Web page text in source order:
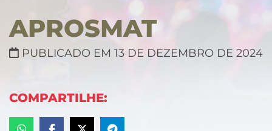
APROSMAT
PUBLICADO EM 13 DE DEZEMBRO DE 2024
COMPARTILHE: